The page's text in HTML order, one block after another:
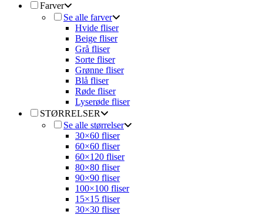
Farver
Se alle farver
Hvide fliser
Beige fliser
Grå fliser
Sorte fliser
Grønne fliser
Blå fliser
Røde fliser
Lyserøde fliser
STØRRELSER
Se alle størrelser
30×60 fliser
60×60 fliser
60×120 fliser
80×80 fliser
90×90 fliser
100×100 fliser
15×15 fliser
30×30 fliser